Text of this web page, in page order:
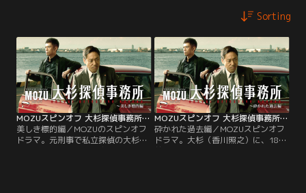
Sorting
MOZUスピンオフ 大杉探偵事務所 -美しき標的編
美しき標的編／MOZUのスピンオフ
ドラマ。元刑事で私立探偵の大杉
MOZUスピンオフ 大杉探偵事務所 -砕かれた過去編
砕かれた過去編／MOZUスピンオフ
ドラマ。大杉（香川照之）に、18年
前に死んだはずの双子の妹の捜索依